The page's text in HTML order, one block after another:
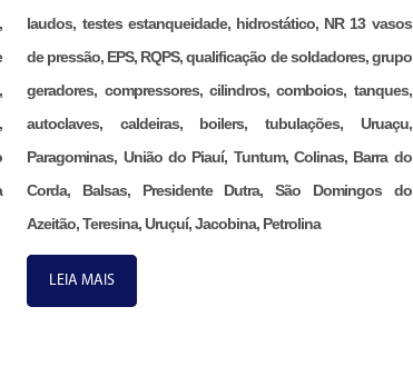
laudos, testes estanqueidade, hidrostático, NR 13 vasos
de pressão, EPS, RQPS, qualificação de soldadores, grupo
geradores, compressores, cilindros, comboios, tanques,
autoclaves, caldeiras, boilers, tubulações, Uruaçu,
Paragominas, União do Piauí, Tuntum, Colinas, Barra do
Corda, Balsas, Presidente Dutra, São Domingos do
Azeitão, Teresina, Uruçuí, Jacobina, Petrolina
LEIA MAIS